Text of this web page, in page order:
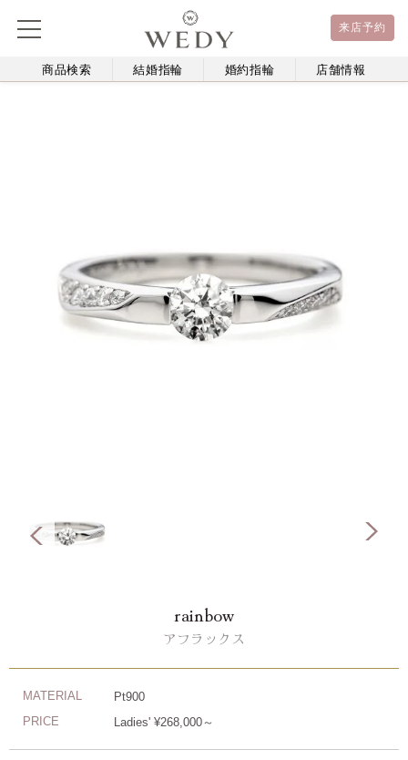
来店予約
商品検索 結婚指輪 婚約指輪 店舗情報
rainbow
アフラックス
MATERIAL
Pt900
PRICE
Ladies' ¥268,000～